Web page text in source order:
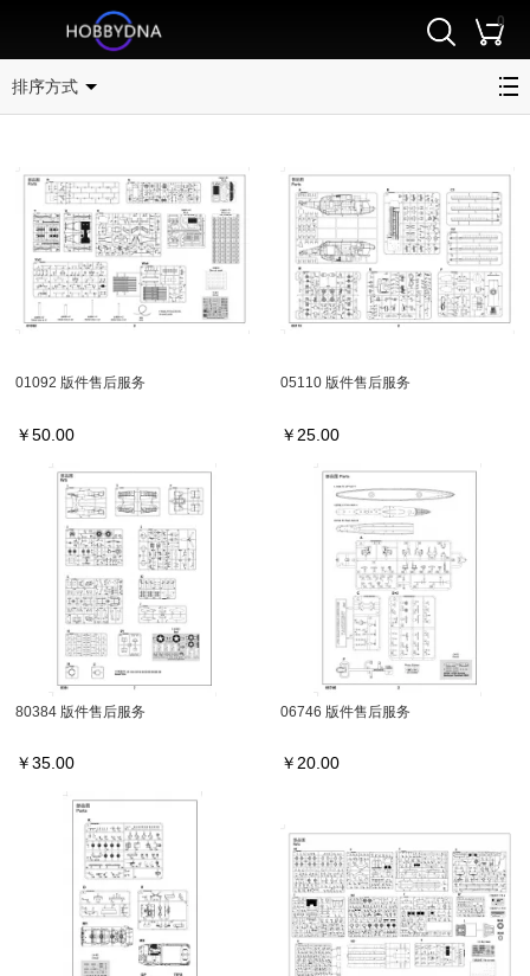
0
排序方式
01092 版件售后服务
￥50.00
05110 版件售后服务
￥ 25.00
80384 版件售后服务
￥35.00
06746 版件售后服务
￥ 20.00